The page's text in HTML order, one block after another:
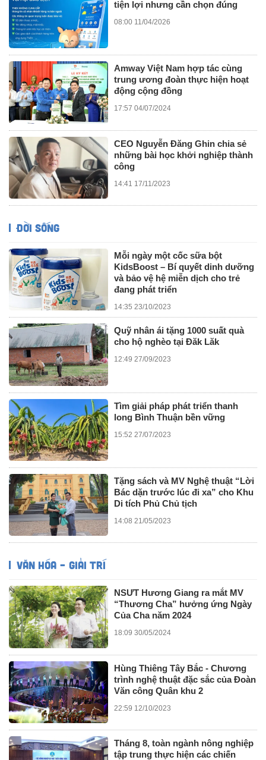
tiện lợi nhưng cần chọn đúng
08:00 11/04/2026
Amway Việt Nam hợp tác cùng
trung ương đoàn thực hiện hoạt
động cộng đồng
17:57 04/07/2024
CEO Nguyễn Đăng Ghin chia sẻ
những bài học khởi nghiệp thành
công
14:41 17/11/2023
ĐỜI SỐNG
Mỗi ngày một cốc sữa bột
KidsBoost – Bí quyết dinh dưỡng
và bảo vệ hệ miễn dịch cho trẻ
đang phát triển
14:35 23/10/2023
Quỹ nhân ái tặng 1000 suất quà
cho hộ nghèo tại Đăk Lăk
12:49 27/09/2023
Tìm giải pháp phát triển thanh
long Bình Thuận bền vững
15:52 27/07/2023
Tặng sách và MV Nghệ thuật “Lời
Bác dặn trước lúc đi xa” cho Khu
Di tích Phủ Chủ tịch
14:08 21/05/2023
VĂN HÓA – GIẢI TRÍ
NSƯT Hương Giang ra mắt MV
“Thương Cha” hưởng ứng Ngày
Của Cha năm 2024
18:09 30/05/2024
Hùng Thiêng Tây Bắc - Chương
trình nghệ thuật đặc sắc của Đoàn
Văn công Quân khu 2
22:59 12/10/2023
Tháng 8, toàn ngành nông nghiệp
tập trung thực hiện các chiến